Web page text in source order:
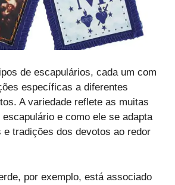
de escapulários, cada um com
específicas a diferentes
A variedade reflete as muitas
e como ele se adapta
e tradições dos devotos ao redor
por exemplo, está associado